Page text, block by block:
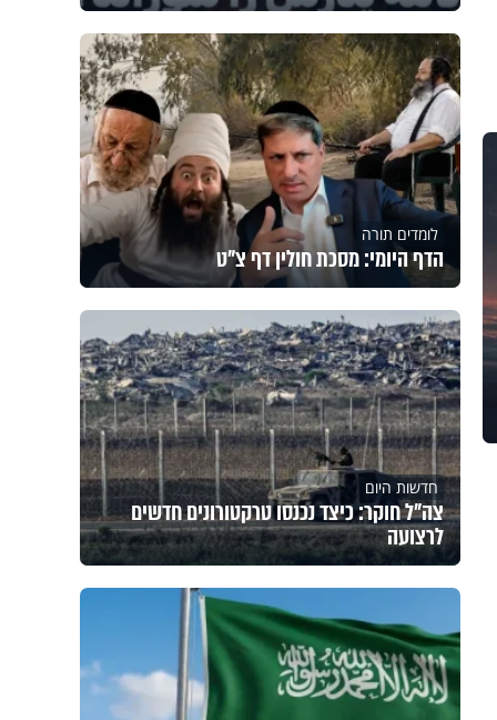
לומדים תורה
הדף היומי: מסכת חולין דף צ"ט
חדשות היום
צה"ל חוקר: כיצד נכנסו טרקטורונים חדשים
לרצועה